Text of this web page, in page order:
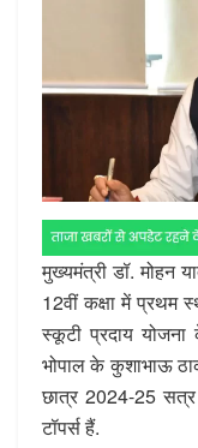
मुख्यमंत्री डॉ. मोहन
12वीं कक्षा में प्रथम
स्कूटी प्रदाय
भोपाल के कुशाभाऊ
छात्र 2024-25
टॉपर्स हैं.